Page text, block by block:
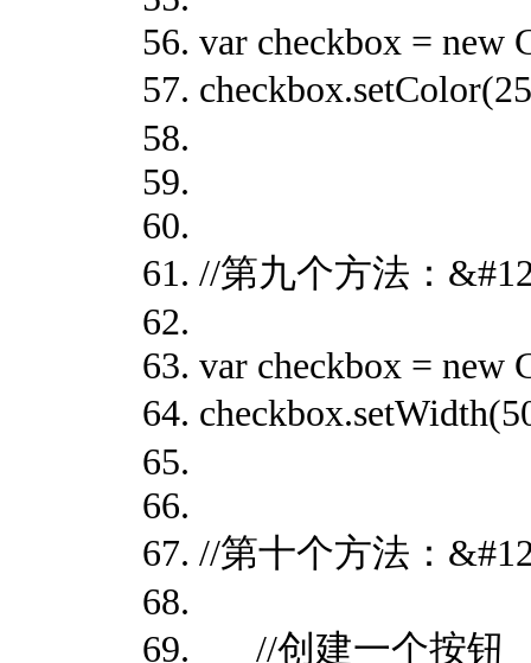
var checkbox = new
//第九个方法：
var checkbox = new
//第十个方法：
//创建一个按钮